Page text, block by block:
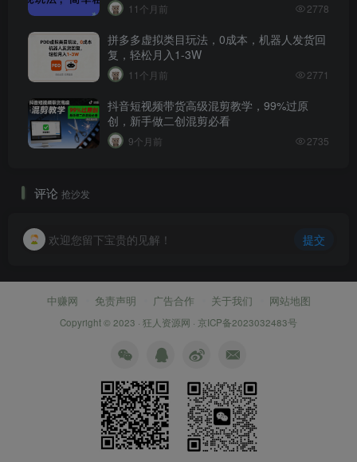
11个月前 2778
拼多多虚拟类目玩法，0成本，机器人发货回
复，轻松月入1-3W
11个月前 2771
抖音短视频带货高级混剪教学，99%过原
创，新手做二创混剪必看
9个月前 2735
评论 抢沙发
欢迎您留下宝贵的见解！ 提交
中赚网 免责声明 广告合作 关于我们 网站地图
Copyright © 2023 · 狂人资源网 · 京ICP备2023032483号